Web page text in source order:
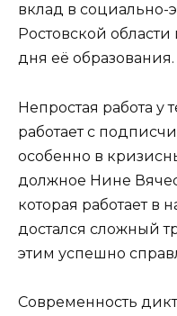
вклад в социально-
Ростовской
дня её образования.
Непростая работа у
работает с
особенно в
должное Нине
которая работает в
достался сложный
этим успешно
Современность